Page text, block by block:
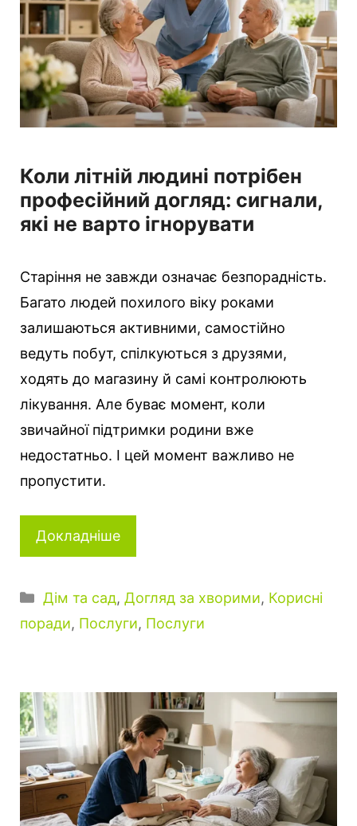
ї
Коли літній людині потрібен
професійний догляд: сигнали,
які не варто ігнорувати
Старіння не завжди означає безпорадність.
Багато людей похилого віку роками
залишаються активними, самостійно
ведуть побут, спілкуються з друзями,
ходять до магазину й самі контролюють
лікування. Але буває момент, коли
звичайної підтримки родини вже
недостатньо. І цей момент важливо не
пропустити.
Докладніше
К
а
о
р
і
ї
Дім та сад, Догляд за хворими, Корисні
поради, Послуги, Послуги